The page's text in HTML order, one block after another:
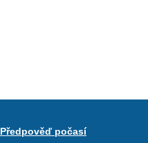
Předpověď počasí